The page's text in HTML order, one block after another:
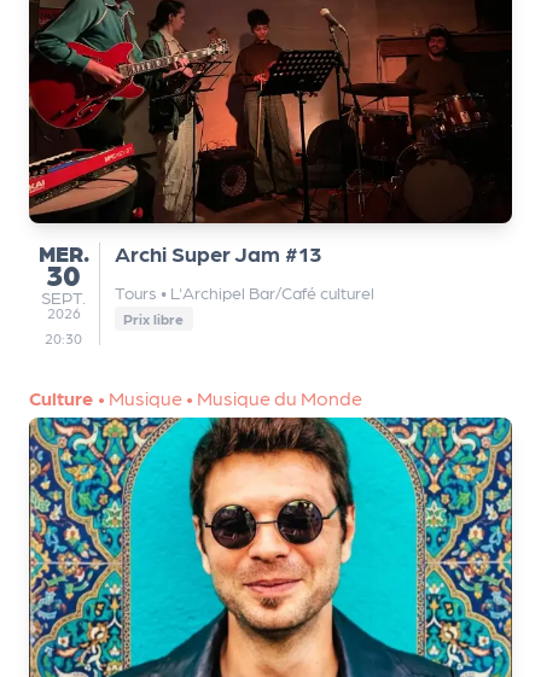
MERCREDI
MER.
30
SEPTEMBRE
SEPT.
2026
20:30
Archi Super Jam #13
Tours • L'Archipel Bar/Café culturel
Prix libre
Culture • Musique • Musique du Monde